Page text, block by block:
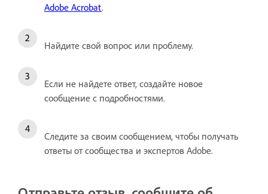
Adobe Acrobat.
Найдите свой вопрос или проблему.
Если не найдете ответ, создайте новое
сообщение с подробностями.
Следите за своим сообщением, чтобы получать
ответы от сообщества и экспертов Adobe.